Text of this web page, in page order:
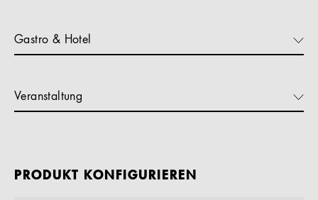
Gastro & Hotel
Veranstaltung
PRODUKT KONFIGURIEREN